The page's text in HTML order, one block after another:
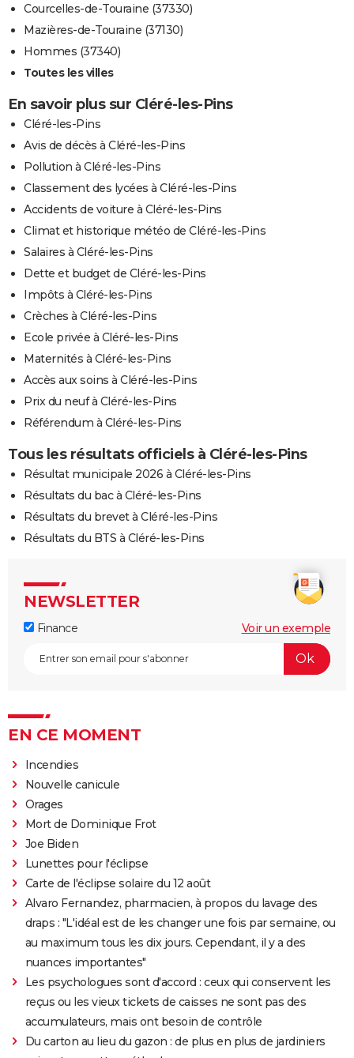
Courcelles-de-Touraine (37330)
Mazières-de-Touraine (37130)
Hommes (37340)
Toutes les villes
En savoir plus sur Cléré-les-Pins
Cléré-les-Pins
Avis de décès à Cléré-les-Pins
Pollution à Cléré-les-Pins
Classement des lycées à Cléré-les-Pins
Accidents de voiture à Cléré-les-Pins
Climat et historique météo de Cléré-les-Pins
Salaires à Cléré-les-Pins
Dette et budget de Cléré-les-Pins
Impôts à Cléré-les-Pins
Crèches à Cléré-les-Pins
Ecole privée à Cléré-les-Pins
Maternités à Cléré-les-Pins
Accès aux soins à Cléré-les-Pins
Prix du neuf à Cléré-les-Pins
Référendum à Cléré-les-Pins
Tous les résultats officiels à Cléré-les-Pins
Résultat municipale 2026 à Cléré-les-Pins
Résultats du bac à Cléré-les-Pins
Résultats du brevet à Cléré-les-Pins
Résultats du BTS à Cléré-les-Pins
NEWSLETTER
Finance Voir un exemple
EN CE MOMENT
Incendies
Nouvelle canicule
Orages
Mort de Dominique Frot
Joe Biden
Lunettes pour l'éclipse
Carte de l'éclipse solaire du 12 août
Alvaro Fernandez, pharmacien, à propos du lavage des
draps : "L'idéal est de les changer une fois par semaine, ou
au maximum tous les dix jours. Cependant, il y a des
nuances importantes"
Les psychologues sont d'accord : ceux qui conservent les
reçus ou les vieux tickets de caisses ne sont pas des
accumulateurs, mais ont besoin de contrôle
Du carton au lieu du gazon : de plus en plus de jardiniers